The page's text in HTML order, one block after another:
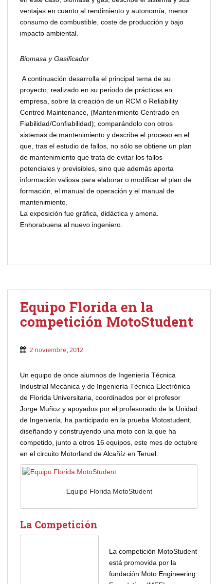
ventajas en cuanto al rendimiento y autonomía, menor
consumo de combustible, coste de producción y bajo
impacto ambiental.
Biomasa y Gasificador
A continuación desarrolla el principal tema de su
proyecto, realizado en su periodo de prácticas en
empresa, sobre la creación de un RCM o Reliability
Centred Maintenance, (Mantenimiento Centrado en
Fiabilidad/Confiabilidad); comparándolo con otros
sistemas de mantenimiento y describe el proceso en el
que, tras el estudio de fallos, no sólo se obtiene un plan
de mantenimiento que trata de evitar los fallos
potenciales y previsibles, sino que además aporta
información valiosa para elaborar o modificar el plan de
formación, el manual de operación y el manual de
mantenimiento.
La exposición fue gráfica, didáctica y amena.
Enhorabuena al nuevo ingeniero.
Equipo Florida en la
competición MotoStudent
2 noviembre, 2012
Un equipo de once alumnos de Ingeniería Técnica
Industrial Mecánica y de Ingeniería Técnica Electrónica
de Florida Universitaria, coordinados por el profesor
Jorge Muñoz y apoyados por el profesorado de la Unidad
de Ingeniería, ha participado en la prueba Motostudent,
diseñando y construyendo una moto con la que ha
competido, junto a otros 16 equipos, este mes de octubre
en el circuito Motorland de Alcañíz en Teruel.
Equipo Florida MotoStudent
La Competición
La competición MotoStudent
está promovida por la
fundación Moto Engineering